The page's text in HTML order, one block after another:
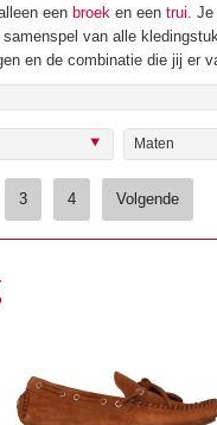
een broek en een trui .
van alle
en de combinatie die jij er
Maten
3 4 Volgende